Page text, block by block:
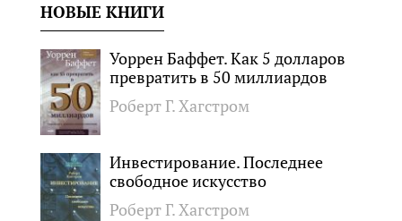
НОВЫЕ КНИГИ
Уоррен Баффет. Как 5 долларов
превратить в 50 миллиардов
Роберт Г. Хагстром
Инвестирование. Последнее
свободное искусство
Роберт Г. Хагстром